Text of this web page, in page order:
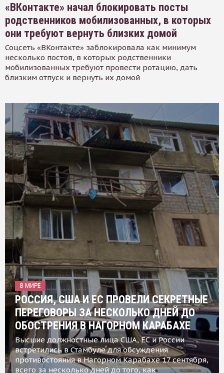
«ВКонтакте» начал блокировать посты
родственников мобилизованных, в которых
они требуют вернуть близких домой
Соцсеть «ВКонтакте» заблокировала как минимум
несколько постов, в которых родственники
мобилизованных требуют провести ротацию, дать
близким отпуск и вернуть их домой
В МИРЕ
РОССИЯ, США И ЕС ПРОВЕЛИ СЕКРЕТНЫЕ
ПЕРЕГОВОРЫ ЗА НЕСКОЛЬКО ДНЕЙ ДО
ОБОСТРЕНИЯ В НАГОРНОМ КАРАБАХЕ
Высшие должностные лица США, ЕС и России
встретились в Стамбуле для обсуждения
противостояния в Нагорном Карабахе 17 сентября,
всего за несколько дней до того, как